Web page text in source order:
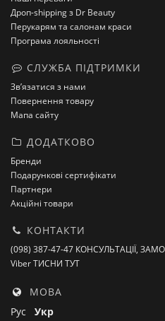
Дроп-shipping з Dr Beauty
Перукарям та салонам краси
Програма лояльності
СЛУЖБА ПІДТРИМКИ
Зв’язатися з нами
Повернення товару
Мапа сайту
ДОДАТКОВО
Бренди
Подарункові сертифікати
Партнери
Акційні товари
КОНТАКТИ
(098) 387-47-47 КОНСУЛЬТАЦІЇ,
Viber ТИСНИ ТУТ
МОВА
Рус Укр